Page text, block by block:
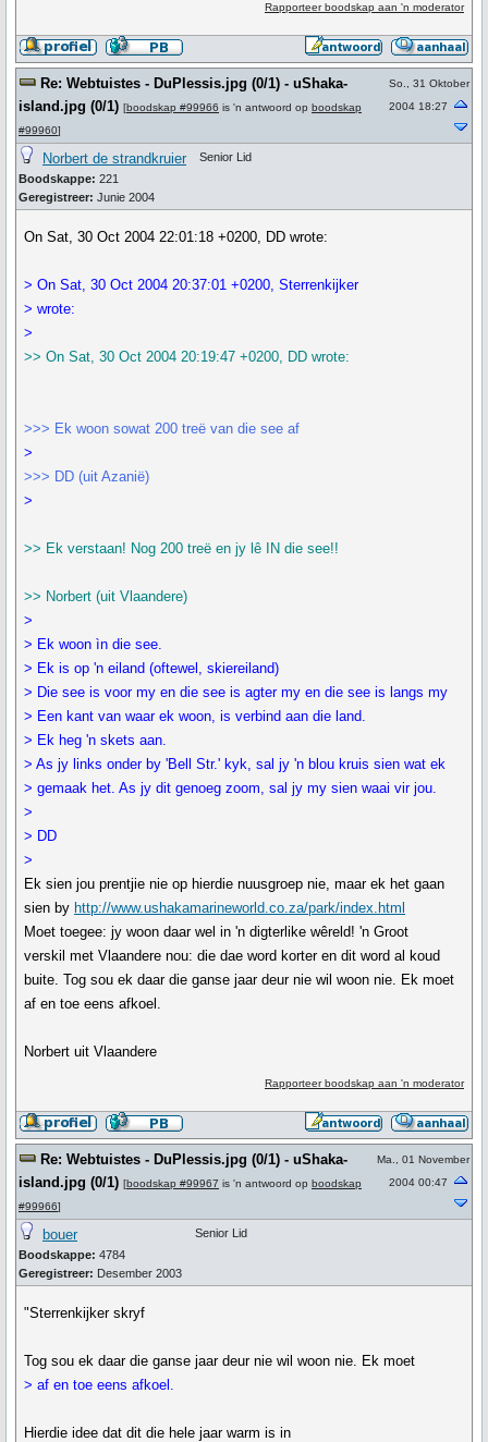
Rapporteer boodskap aan 'n moderator
Re: Webtuistes - DuPlessis.jpg (0/1) - uShaka-
island.jpg (0/1) [boodskap #99966 is 'n antwoord op boodskap
#99960]
So., 31 Oktober
2004 18:27
Norbert de strandkruier
Boodskappe: 221
Geregistreer: Junie 2004
Senior Lid
On Sat, 30 Oct 2004 22:01:18 +0200, DD wrote:
> On Sat, 30 Oct 2004 20:37:01 +0200, Sterrenkijker
> wrote:
>
>> On Sat, 30 Oct 2004 20:19:47 +0200, DD wrote:
>>> Ek woon sowat 200 treë van die see af
>
>>> DD (uit Azanië)
>
>> Ek verstaan! Nog 200 treë en jy lê IN die see!!
>> Norbert (uit Vlaandere)
>
> Ek woon ìn die see.
> Ek is op 'n eiland (oftewel, skiereiland)
> Die see is voor my en die see is agter my en die see is langs my
> Een kant van waar ek woon, is verbind aan die land.
> Ek heg 'n skets aan.
> As jy links onder by 'Bell Str.' kyk, sal jy 'n blou kruis sien wat ek
> gemaak het. As jy dit genoeg zoom, sal jy my sien waai vir jou.
>
> DD
>
Ek sien jou prentjie nie op hierdie nuusgroep nie, maar ek het gaan
sien by http://www.ushakamarineworld.co.za/park/index.html
Moet toegee: jy woon daar wel in 'n digterlike wêreld! 'n Groot
verskil met Vlaandere nou: die dae word korter en dit word al koud
buite. Tog sou ek daar die ganse jaar deur nie wil woon nie. Ek moet
af en toe eens afkoel.
Norbert uit Vlaandere
Rapporteer boodskap aan 'n moderator
Re: Webtuistes - DuPlessis.jpg (0/1) - uShaka-
island.jpg (0/1) [boodskap #99967 is 'n antwoord op boodskap
#99966]
Ma., 01 November
2004 00:47
bouer
Boodskappe: 4784
Geregistreer: Desember 2003
Senior Lid
"Sterrenkijker skryf
Tog sou ek daar die ganse jaar deur nie wil woon nie. Ek moet
> af en toe eens afkoel.
Hierdie idee dat dit die hele jaar warm is in